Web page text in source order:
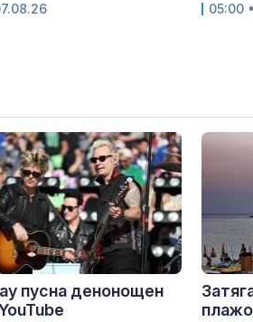
05:00
пусна денонощен